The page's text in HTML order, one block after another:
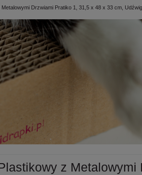
Drzwiami Pratiko 1, 31,5 x 48 x 33 cm,
z